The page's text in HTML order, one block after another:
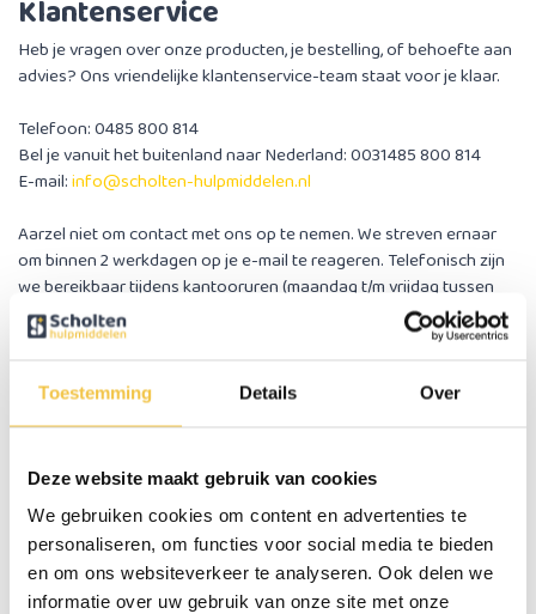
Toestemming Details Over
Deze website maakt gebruik van cookies
We gebruiken cookies om content en advertenties te
personaliseren, om functies voor social media te bieden
en om ons websiteverkeer te analyseren. Ook delen we
informatie over uw gebruik van onze site met onze
Klantenservice
Heb je vragen over onze producten, je bestelling, of behoefte aan
advies? Ons vriendelijke klantenservice-team staat voor je klaar.
Telefoon: 0485 800 814
Bel je vanuit het buitenland naar Nederland: 0031485 800 814
E-mail:info@scholten-hulpmiddelen.nl
Aarzel niet om contact met ons op te nemen. We streven ernaar
om binnen 2 werkdagen op je e-mail te reageren. Telefonisch zijn
we bereikbaar tijdens kantooruren (maandag t/m vrijdag tussen
09:00 en 17:00).
Bestelling afhalen?
voornamelijk rolstoelen, rollators, elektrische rolstoelen, sta-op
stoelen en enkele kleinere hulpmiddelen staan die je kunt bekijken
en testen. Op onze website vind je een veel groter assortiment
dan in de showroom staat uitgestald. Producten die niet in de
showroom staan, kunnen meestal wel bij ons in het magazijn
worden afgehaald.